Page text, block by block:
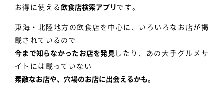
お得に使える飲食店検索アプリ です。
東海・北陸地方の飲食店を中心に、いろいろなお店が掲
載されているので
今まで知らなかったお店を発見 したり、あの大手グルメサ
イトには載っていない
素敵なお店や、穴場のお店に出会えるかも。